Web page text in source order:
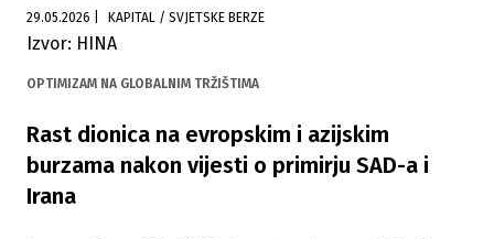
29.05.2026 KAPITAL / SVJETSKE BERZE
Izvor: HINA
OPTIMIZAM NA GLOBALNIM TRŽIŠTIMA
Rast dionica na evropskim i azijskim
burzama nakon vijesti o primirju SAD-a i
Irana